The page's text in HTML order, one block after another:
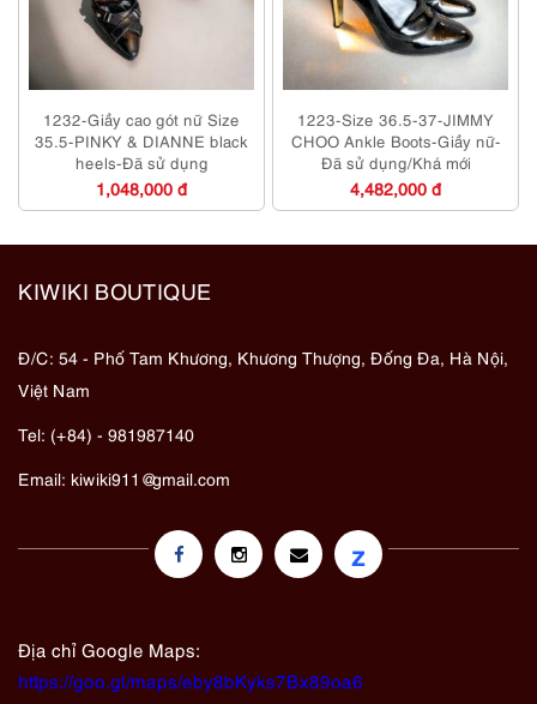
1232-Giầy cao gót nữ Size
35.5-PINKY & DIANNE black
heels-Đã sử dụng
1,048,000 đ
1223-Size 36.5-37-JIMMY
CHOO Ankle Boots-Giầy nữ-
Đã sử dụng/Khá mới
4,482,000 đ
KIWIKI BOUTIQUE
Đ/C: 54 - Phố Tam Khương, Khương Thượng, Đống Đa, Hà Nội,
Việt Nam
Tel: (+84) - 981987140
Email: kiwiki911@gmail.com
z
Địa chỉ Google Maps:
https://goo.gl/maps/eby8bKyks7Bx89oa6